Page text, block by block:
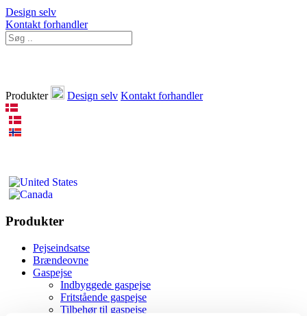
Design selv
Kontakt forhandler
Produkter Design selv Kontakt forhandler
Produkter
Pejseindsatse
Brændeovne
Gaspejse
Indbyggede gaspejse
Fritstående gaspejse
Tilbehør til gaspejse